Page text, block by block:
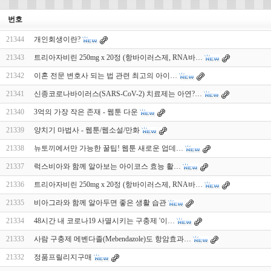
번호
21344 개인회생이란?
21343 트리아자비린 250mg x 20정 (항바이러스제, RNA바…
21342 이혼 전문 변호사 되는 법 관련 최고의 아이…
21341 신종코로나바이러스(SARS-CoV-2) 치료제는 아연?…
21340 3억의 가장 작은 존재 - 웹툰 다운
21339 양치기 마법사 - 웹툰/웹소설/만화
21338 뉴토끼에서만 가능한 꿀팁! 웹툰 새로운 업데…
21337 럭스비아와 함께 알아보는 아이코스 효능 활…
21336 트리아자비린 250mg x 20정 (항바이러스제, RNA바…
21335 비아그라와 함께 알아두면 좋은 생활 습관
21334 48시간 내 코로나19 사멸시키는 구충제 '이…
21333 사람 구충제 메벤다졸(Mebendazole)도 항암효과…
21332 정품프릴리지구매